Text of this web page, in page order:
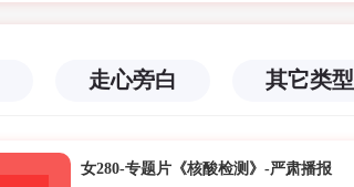
走心旁白 其它类型
女280-专题片《核酸检测》-严肃播报